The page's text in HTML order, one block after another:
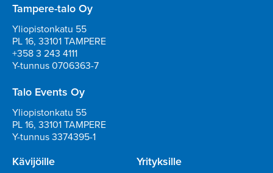
Tampere-talo Oy
Yliopistonkatu 55
PL 16, 33101 TAMPERE
+358 3 243 4111
Y-tunnus 0706363-7
Talo Events Oy
Yliopistonkatu 55
PL 16, 33101 TAMPERE
Y-tunnus 3374395-1
Kävijöille Yrityksille